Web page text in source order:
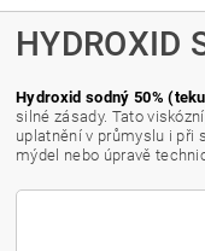
HYDROXID
Hydroxid sodný 50%
silné zásady. Tato
uplatnění v průmyslu i při
mýdel nebo úpravě